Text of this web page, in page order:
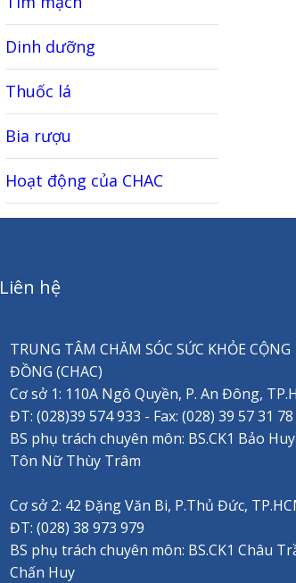
Dinh dưỡng
Thuốc lá
Bia rượu
Hoạt động của CHAC
Liên hệ
TRUNG TÂM CHĂM SÓC SỨC KHỎE CỘNG
ĐỒNG (CHAC)
Cơ sở 1: 110A Ngô Quyền, P. An Đông,
ĐT: (028)39 574 933 - Fax: (028) 39 57 31 78
BS phụ trách chuyên môn: BS.CK1 Bảo
Tôn Nữ Thùy Trâm
Cơ sở 2: 42 Đặng Văn Bi, P.Thủ Đức,
ĐT: (028) 38 973 979
BS phụ trách chuyên môn: BS.CK1 Châu
Chấn Huy